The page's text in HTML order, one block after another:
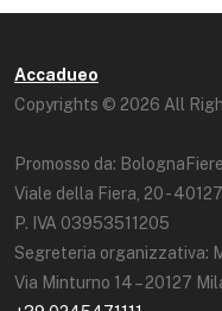
Accadueo
Copyrights © 2026 All
Promosso da:
Viale della Fiera, 20 -
P. IVA 03953511205
Segreteria organizzativa:
Via Minturno 14 – 20127